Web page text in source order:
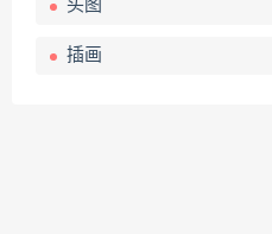
头图
插画